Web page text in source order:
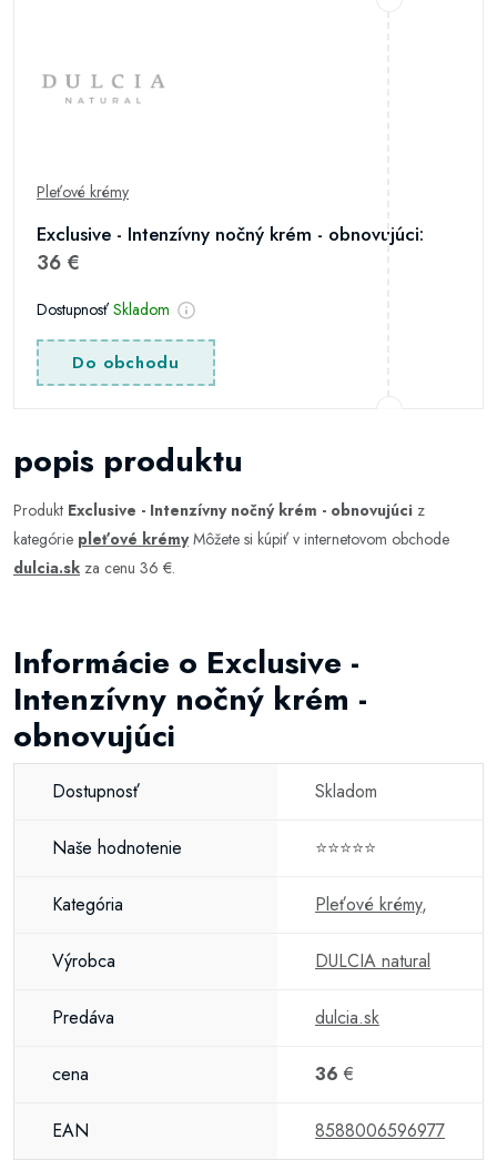
Pleťové krémy
Exclusive - Intenzívny nočný krém - obnovujúci:
36 €
Dostupnosť Skladom
Do obchodu
popis produktu
Produkt Exclusive - Intenzívny nočný krém - obnovujúci z
kategórie pleťové krémyMôžete si kúpiť v internetovom obchode
dulcia.sk za cenu 36 €.
Informácie o Exclusive -
Intenzívny nočný krém -
obnovujúci
Dostupnosť Skladom
Naše hodnotenie ⭐⭐⭐⭐⭐
Kategória Pleťové krémy,
Výrobca DULCIA natural
Predáva dulcia.sk
cena 36 €
EAN 8588006596977